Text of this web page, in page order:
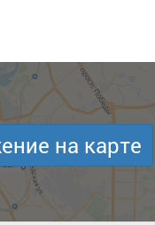
на карте